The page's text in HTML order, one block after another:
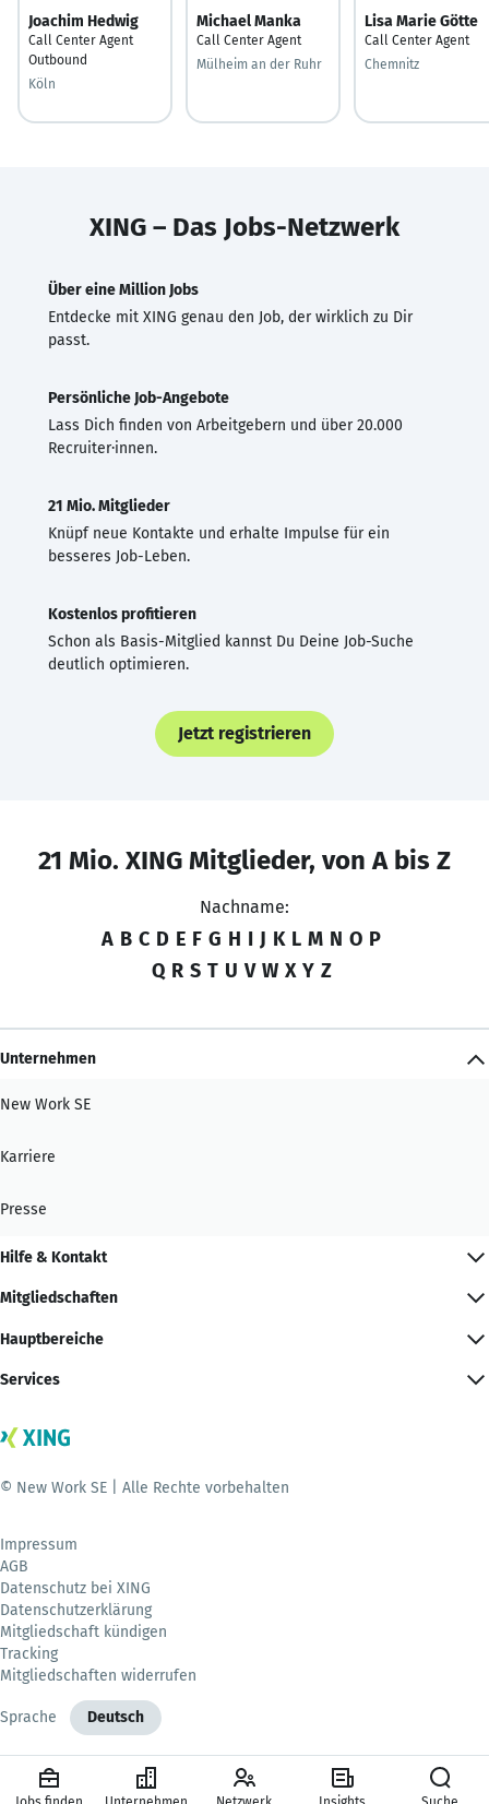
Joachim Hedwig
Call Center Agent
Outbound
Köln
Michael Manka
Call Center Agent
Mülheim an der Ruhr
Lisa Marie Götte
Call Center Agent
Chemnitz
XING – Das Jobs-Netzwerk
Über eine Million Jobs
Entdecke mit XING genau den Job, der wirklich zu Dir
passt.
Persönliche Job-Angebote
Lass Dich finden von Arbeitgebern und über 20.000
Recruiter·innen.
21 Mio. Mitglieder
Knüpf neue Kontakte und erhalte Impulse für ein
besseres Job-Leben.
Kostenlos profitieren
Schon als Basis-Mitglied kannst Du Deine Job-Suche
deutlich optimieren.
Jetzt registrieren
21 Mio. XING Mitglieder, von A bis Z
Nachname:
A B C D E F G H I J K L M N O P
Q R S T U V W X Y Z
Unternehmen
New Work SE
Karriere
Presse
Hilfe & Kontakt
Mitgliedschaften
Hauptbereiche
Services
© New Work SE | Alle Rechte vorbehalten
Impressum
AGB
Datenschutz bei XING
Datenschutzerklärung
Mitgliedschaft kündigen
Tracking
Mitgliedschaften widerrufen
Sprache Deutsch